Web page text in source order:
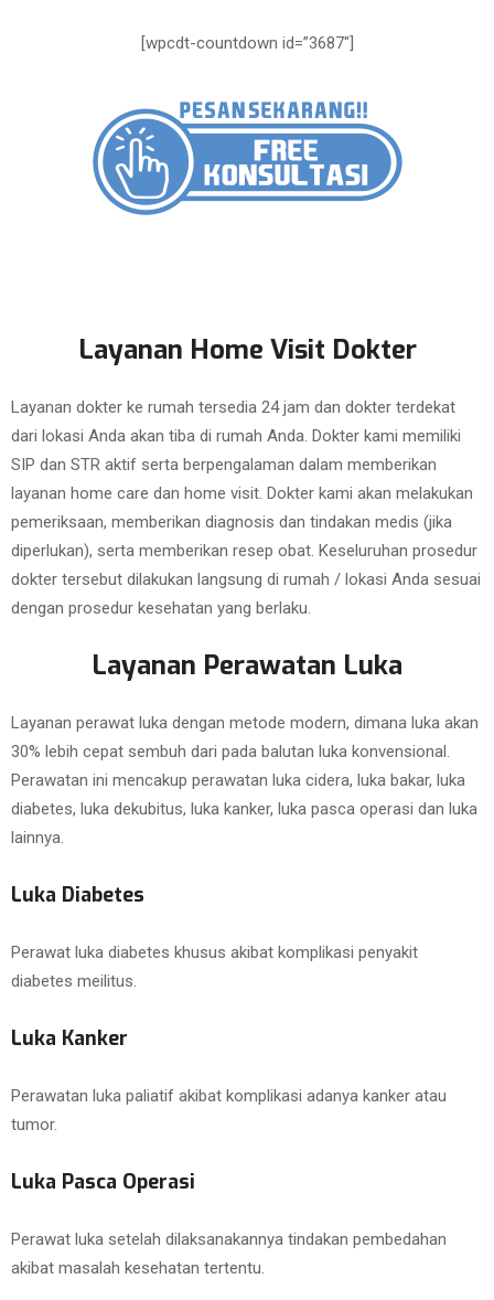
[wpcdt-countdown id=”3687″]
Layanan Home Visit Dokter
Layanan dokter ke rumah tersedia 24 jam dan dokter terdekat
dari lokasi Anda akan tiba di rumah Anda. Dokter kami memiliki
SIP dan STR aktif serta berpengalaman dalam memberikan
layanan home care dan home visit. Dokter kami akan melakukan
pemeriksaan, memberikan diagnosis dan tindakan medis (jika
diperlukan), serta memberikan resep obat. Keseluruhan prosedur
dokter tersebut dilakukan langsung di rumah / lokasi Anda sesuai
dengan prosedur kesehatan yang berlaku.
Layanan Perawatan Luka
Layanan perawat luka dengan metode modern, dimana luka akan
30% lebih cepat sembuh dari pada balutan luka konvensional.
Perawatan ini mencakup perawatan luka cidera, luka bakar, luka
diabetes, luka dekubitus, luka kanker, luka pasca operasi dan luka
lainnya.
Luka Diabetes
Perawat luka diabetes khusus akibat komplikasi penyakit
diabetes meilitus.
Luka Kanker
Perawatan luka paliatif akibat komplikasi adanya kanker atau
tumor.
Luka Pasca Operasi
Perawat luka setelah dilaksanakannya tindakan pembedahan
akibat masalah kesehatan tertentu.